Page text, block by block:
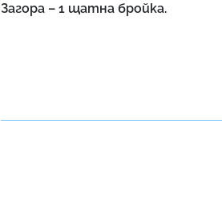
Загора – 1 щатна бройка.